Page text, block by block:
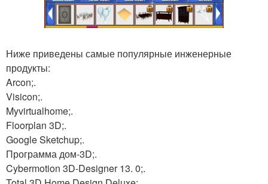
Ниже приведены самые популярные инженерные
продукты:
Arcon;.
Visicon;.
Myvirtualhome;.
Floorplan 3D;.
Google Sketchup;.
Программа дом-3D;.
Cybermotion 3D-Designer 13. 0;.